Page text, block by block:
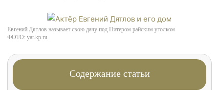
Евгений Дятлов называет свою дачу под Питером райским уголком
ФОТО: yar.kp.ru
Содержание статьи